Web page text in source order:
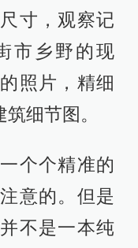
寸，观察记
市乡野的现
照片，精细
细节图。
个个精准的
意的。但是
不是一本纯